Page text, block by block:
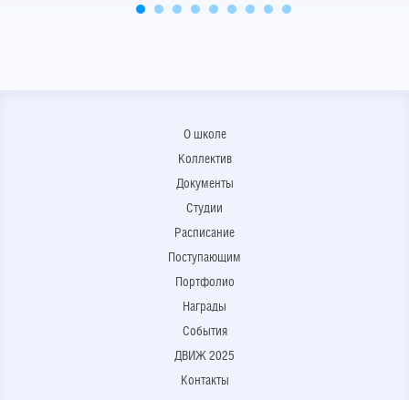
О школе
Коллектив
Документы
Студии
Расписание
Поступающим
Портфолио
Награды
События
ДВИЖ 2025
Контакты